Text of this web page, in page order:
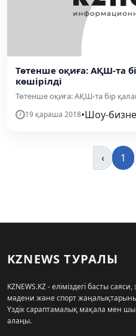
Төтенше оқиға: АҚШ-та
көшірілді
Төтенше оқиға: АҚШ-та бір
19 қараша 2018•Шоу-
‹ 1
KZNEWS ТУРАЛЫ
KZNEWS.KZ - еліміздегі басты
мәдени және спорт
Үздік сараптамалық мақала мен
алаңы.